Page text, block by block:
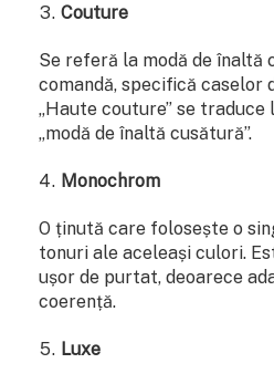
Couture
Se referă la modă de înaltă
comandă, specifică caselor
„Haute couture” se
„modă de înaltă cusătură”.
Monochrom
O ținută care folosește o
tonuri ale aceleași culori.
ușor de purtat, deoarece
coerență.
Luxe